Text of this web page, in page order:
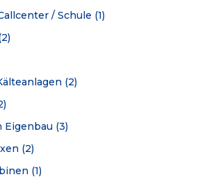
/ Schule (1)
(2)
Eigenbau (3)
(2)
(1)